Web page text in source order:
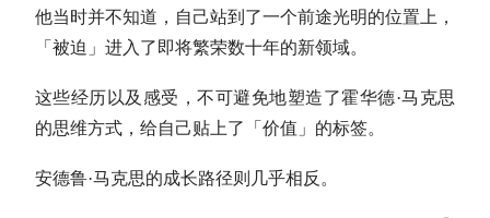
他当时并不知道，自己站到了一个前途光明的位置上，
「被迫」进入了即将繁荣数十年的新领域。
这些经历以及感受，不可避免地塑造了霍华德·马克思
的思维方式，给自己贴上了「价值」的标签。
安德鲁·马克思的成长路径则几乎相反。